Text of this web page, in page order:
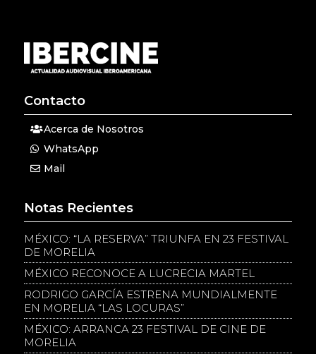
Contacto
Acerca de Nosotros
WhatsApp
Mail
Notas Recientes
MÉXICO: “LA RESERVA” TRIUNFA EN 23 FESTIVAL
DE MORELIA
MÉXICO RECONOCE A LUCRECIA MARTEL
RODRIGO GARCÍA ESTRENA MUNDIALMENTE
EN MORELIA “LAS LOCURAS”
MÉXICO: ARRANCA 23 FESTIVAL DE CINE DE
MORELIA